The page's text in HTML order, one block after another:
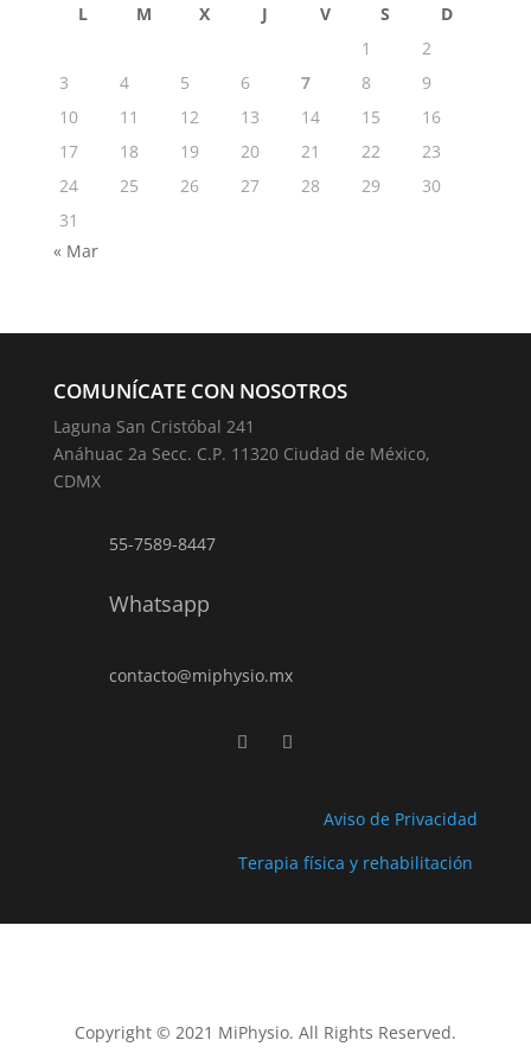
L M X J V S
D
1
2
3
4 5 6 7 8
9
10
11 12 13 14 15
16
17
18 19 20 21 22
23
24
25 26 27 28 29
30
31
« Mar
COMUNÍCATE CON NOSOTROS
Laguna San Cristóbal 241
Anáhuac 2a Secc. C.P. 11320 Ciudad de México,
CDMX
55-7589-8447
Whatsapp
contacto@miphysio.mx
Aviso de Privacidad
Terapia física y rehabilitación
Copyright © 2021 MiPhysio. All Rights Reserved.